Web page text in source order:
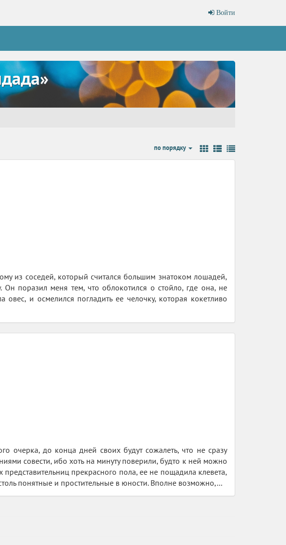
Войти
по порядку
из соседей, который считался большим знатоком лошадей,
поразил меня тем, что облокотился о стойло, где она, не
и осмелился погладить ее челочку, которая кокетливо
очерка, до конца дней своих будут сожалеть, что не сразу
совести, ибо хоть на минуту поверили, будто к ней можно
прекрасного пола, ее не пощадила клевета,
понятные и простительные в юности. Вполне возможно,...